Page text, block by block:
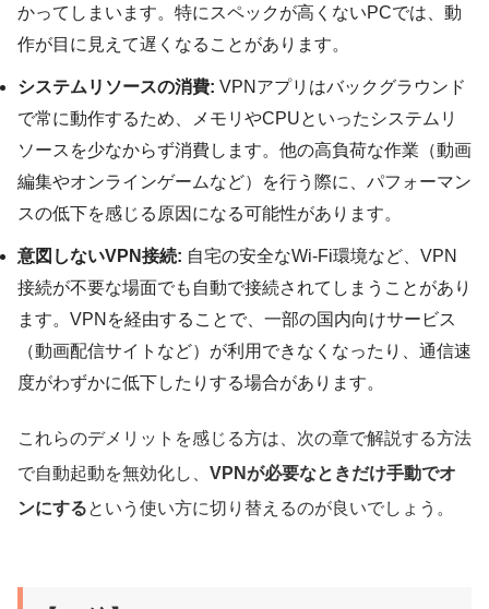
かってしまいます。特にスペックが高くないPCでは、動
作が目に見えて遅くなることがあります。
システムリソースの消費: VPNアプリはバックグラウンド
で常に動作するため、メモリやCPUといったシステムリ
ソースを少なからず消費します。他の高負荷な作業（動画
編集やオンラインゲームなど）を行う際に、パフォーマン
スの低下を感じる原因になる可能性があります。
意図しないVPN接続: 自宅の安全なWi-Fi環境など、VPN
接続が不要な場面でも自動で接続されてしまうことがあり
ます。VPNを経由することで、一部の国内向けサービス
（動画配信サイトなど）が利用できなくなったり、通信速
度がわずかに低下したりする場合があります。
これらのデメリットを感じる方は、次の章で解説する方法
で自動起動を無効化し、 VPNが必要なときだけ手動でオ
ンにするという使い方に切り替えるのが良いでしょう。